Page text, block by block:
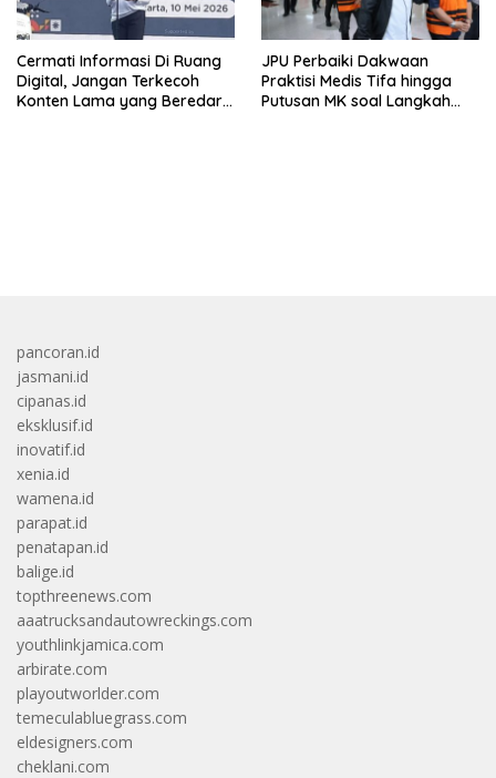
Cermati Informasi Di Ruang
Digital, Jangan Terkecoh
Konten Lama yang Beredar
JPU Perbaiki Dakwaan
Praktisi Medis Tifa hingga
Putusan MK soal Langkah
pancoran.id
jasmani.id
cipanas.id
eksklusif.id
inovatif.id
xenia.id
wamena.id
parapat.id
penatapan.id
balige.id
topthreenews.com
aaatrucksandautowreckings.com
youthlinkjamica.com
arbirate.com
playoutworlder.com
temeculabluegrass.com
eldesigners.com
cheklani.com